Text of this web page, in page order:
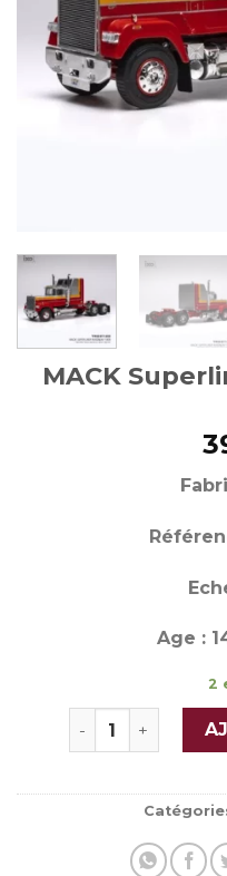
MACK
Age :
2
quantité de